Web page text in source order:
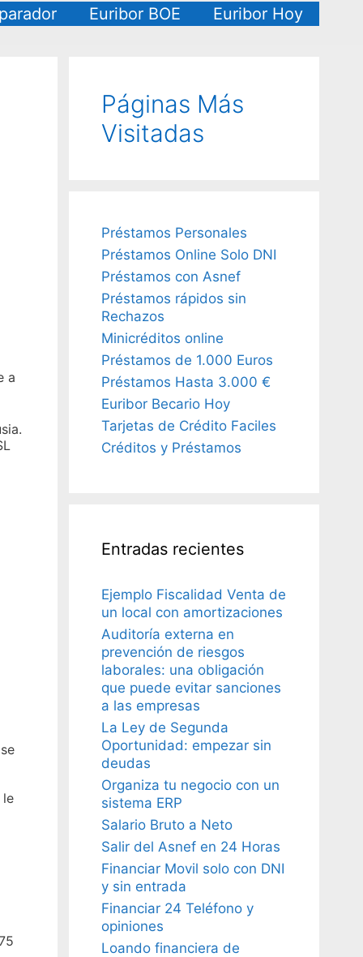
Euribor BOE Euribor Hoy
a
Páginas Más
Visitadas
Préstamos Personales
Préstamos Online Solo DNI
Préstamos con Asnef
Préstamos rápidos sin
Rechazos
Minicréditos online
Préstamos de 1.000 Euros
Préstamos Hasta 3.000 €
Euribor Becario Hoy
Tarjetas de Crédito Faciles
Créditos y Préstamos
Entradas recientes
Ejemplo Fiscalidad Venta de
un local con amortizaciones
Auditoría externa en
prevención de riesgos
laborales: una obligación
que puede evitar sanciones
a las empresas
La Ley de Segunda
Oportunidad: empezar sin
deudas
Organiza tu negocio con un
sistema ERP
Salario Bruto a Neto
Salir del Asnef en 24 Horas
Financiar Movil solo con DNI
y sin entrada
Financiar 24 Teléfono y
opiniones
Loando financiera de